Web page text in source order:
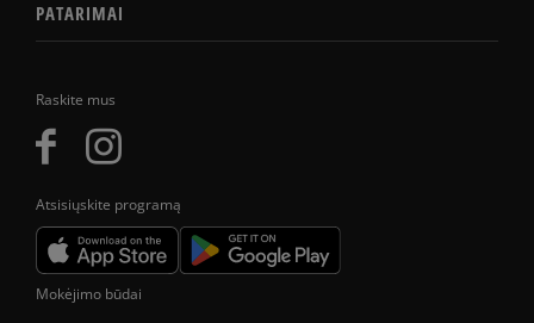
Raskite mus
Atsisiųskite programą
PATARIMAI
Mokėjimo būdai